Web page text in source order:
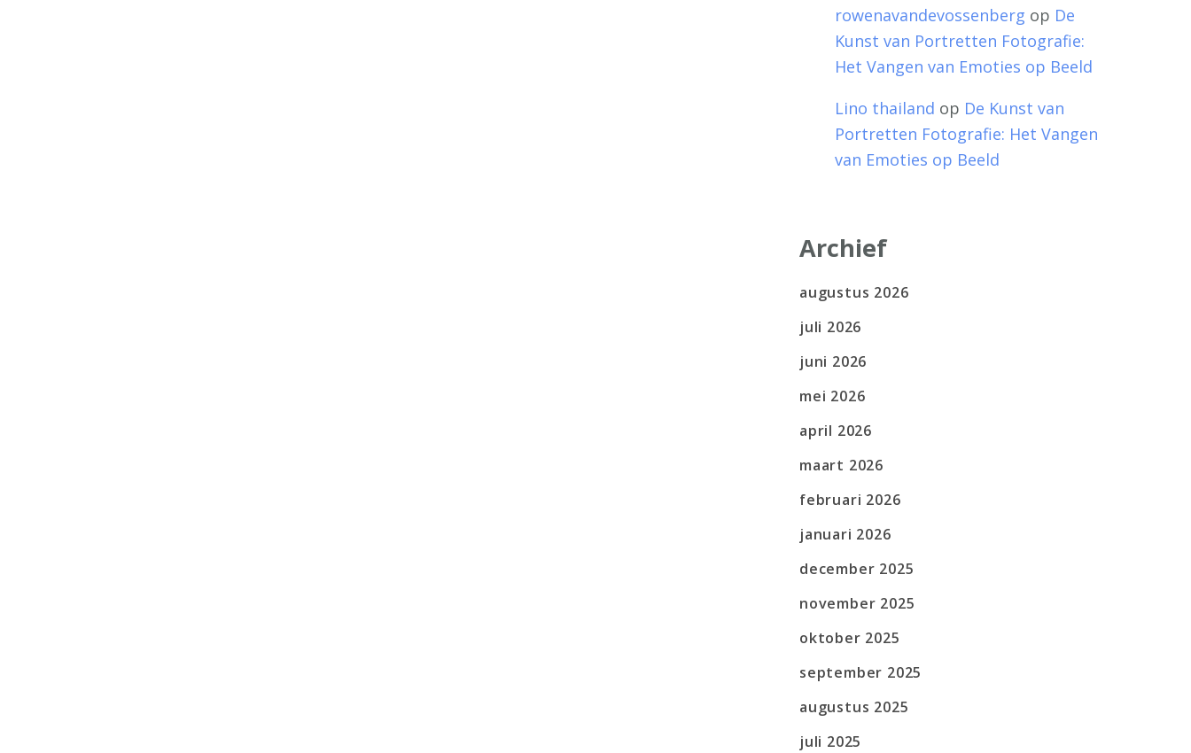
rowenavandevossenberg op De
Kunst van Portretten Fotografie:
Het Vangen van Emoties op Beeld
Lino thailand op De Kunst van
Portretten Fotografie: Het Vangen
van Emoties op Beeld
Archief
augustus 2026
juli 2026
juni 2026
mei 2026
april 2026
maart 2026
februari 2026
januari 2026
december 2025
november 2025
oktober 2025
september 2025
augustus 2025
juli 2025